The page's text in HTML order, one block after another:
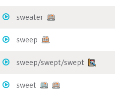
sweater
sweep
sweep/swept/swept
sweet